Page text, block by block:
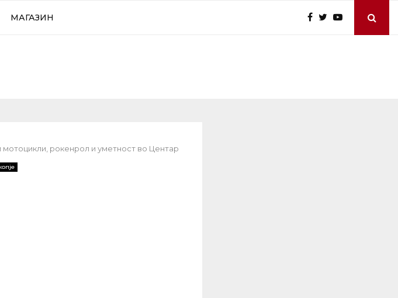
МАГАЗИН
рокенрол и уметност во Центар